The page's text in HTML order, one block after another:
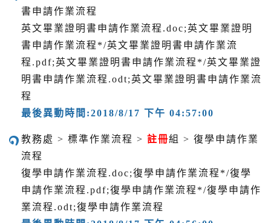
書申請作業流程
英文畢業證明書申請作業流程.doc;英文畢業證明
書申請作業流程*/英文畢業證明書申請作業流
程.pdf;英文畢業證明書申請作業流程*/英文畢業證
明書申請作業流程.odt;英文畢業證明書申請作業流
程
最後異動時間:2018/8/17 下午 04:57:00
教務處 > 標準作業流程 > 註冊組 > 復學申請作業
流程
復學申請作業流程.doc;復學申請作業流程*/復學
申請作業流程.pdf;復學申請作業流程*/復學申請作
業流程.odt;復學申請作業流程